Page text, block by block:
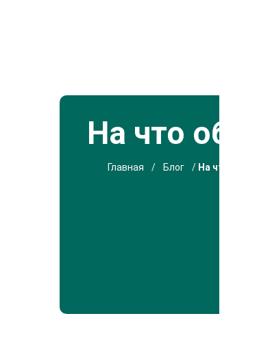
На что
Главная / Блог / На что обращать внимание при выборе вагонки?